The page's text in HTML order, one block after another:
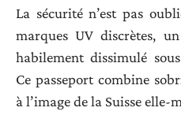
La sécurité n’est pas
marques UV discrètes,
habilement dissimulé
Ce passeport combine
à l’image de la Suisse elle-